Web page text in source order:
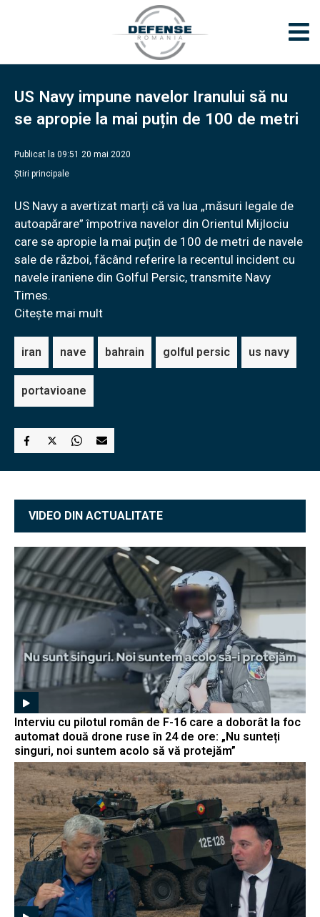
US Navy impune navelor Iranului să nu
se apropie la mai puțin de 100 de metri
Publicat la 09:51 20 mai 2020
Știri principale
US Navy a avertizat marți că va lua „măsuri legale de
autoapărare” împotriva navelor din Orientul Mijlociu
care se apropie la mai puțin de 100 de metri de navele
sale de război, făcând referire la recentul incident cu
navele iraniene din Golful Persic, transmite Navy
Times.
Citește mai mult
iran nave bahrain golful persic us navy
portavioane
VIDEO DIN ACTUALITATE
Interviu cu pilotul român de F-16 care a doborât la foc
automat două drone ruse în 24 de ore: „Nu sunteți
singuri, noi suntem acolo să vă protejăm”